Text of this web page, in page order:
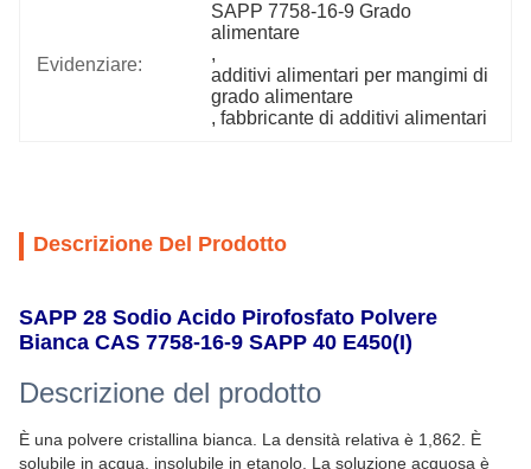
Evidenziare:
SAPP 7758-16-9 Grado
alimentare
,
additivi alimentari per mangimi di
grado alimentare
, fabbricante di additivi alimentari
Descrizione Del Prodotto
SAPP 28 Sodio Acido Pirofosfato Polvere
Bianca CAS 7758-16-9 SAPP 40 E450(I)
Descrizione del prodotto
È una polvere cristallina bianca. La densità relativa è 1,862. È
solubile in acqua, insolubile in etanolo. La soluzione acquosa è